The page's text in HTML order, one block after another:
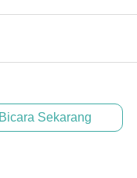
Bicara Sekarang